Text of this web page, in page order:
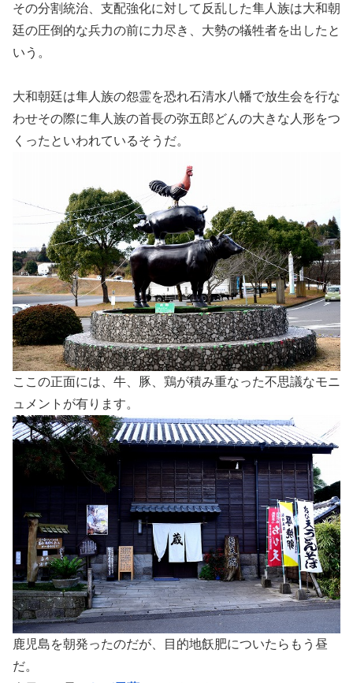
その分割統治、支配強化に対して反乱した隼人族は大和朝
廷の圧倒的な兵力の前に力尽き、大勢の犠牲者を出したと
いう。
大和朝廷は隼人族の怨霊を恐れ石清水八幡で放生会を行な
わせその際に隼人族の首長の弥五郎どんの大きな人形をつ
くったといわれているそうだ。
ここの正面には、牛、豚、鶏が積み重なった不思議なモニ
ュメントが有ります。
鹿児島を朝発ったのだが、目的地飫肥についたらもう昼
だ。